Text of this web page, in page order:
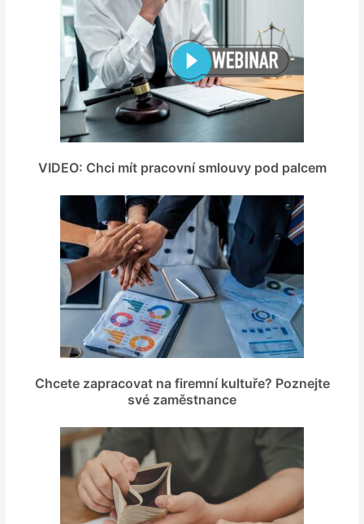
VIDEO: Chci mít pracovní smlouvy pod palcem
Chcete zapracovat na firemní kultuře? Poznejte
své zaměstnance